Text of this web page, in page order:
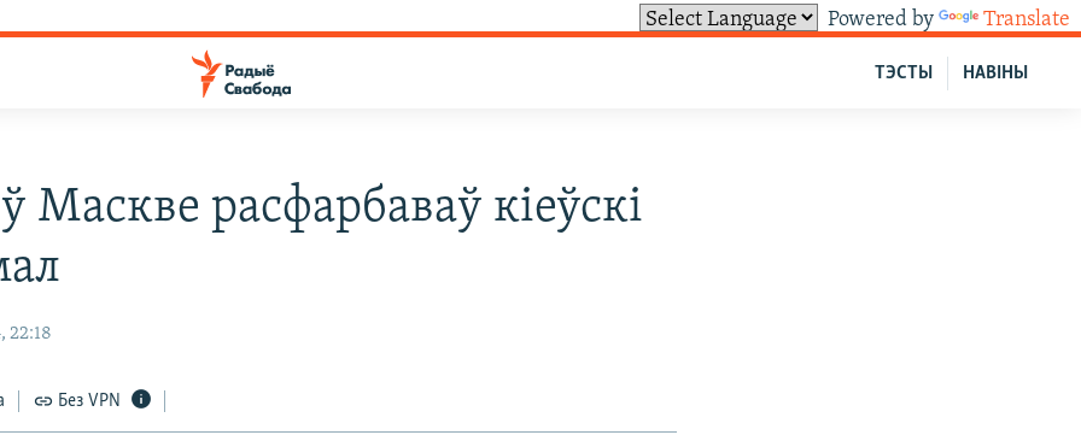
Powered by Translate
НАВІНЫ
ТЭСТЫ
Маскве расфарбаваў кіеўскі
22:18
Без VPN